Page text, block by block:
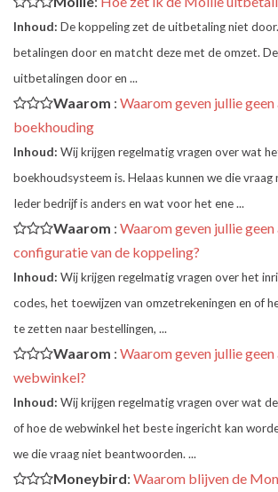
Inhoud: De koppeling zet de uitbetaling niet
betalingen door en matcht deze met de omzet.
uitbetalingen door en ...
Waarom : Waarom geven jullie
boekhouding
Inhoud: Wij krijgen regelmatig vragen over wat
boekhoudsysteem is. Helaas kunnen we die
Ieder bedrijf is anders en wat voor het ene ...
Waarom : Waarom geven jullie
configuratie van de koppeling?
Inhoud: Wij krijgen regelmatig vragen over het
codes, het toewijzen van omzetrekeningen en of
te zetten naar bestellingen, ...
Waarom : Waarom geven jullie
webwinkel?
Inhoud: Wij krijgen regelmatig vragen over wat
of hoe de webwinkel het beste ingericht kan
we die vraag niet beantwoorden. ...
Moneybird: Waarom blijven de